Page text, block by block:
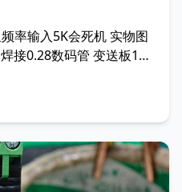
率输入5K会死机 实物图
接0.28数码管 变送板1和